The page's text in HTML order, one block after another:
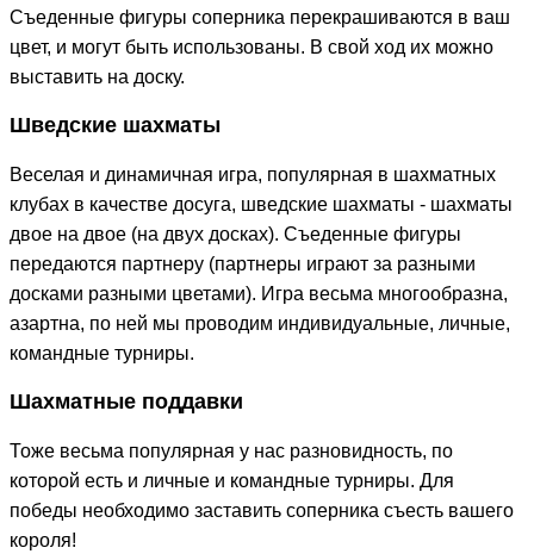
Съеденные фигуры соперника перекрашиваются в ваш
цвет, и могут быть использованы. В свой ход их можно
выставить на доску.
Шведские шахматы
Веселая и динамичная игра, популярная в шахматных
клубах в качестве досуга, шведские шахматы - шахматы
двое на двое (на двух досках). Съеденные фигуры
передаются партнеру (партнеры играют за разными
досками разными цветами). Игра весьма многообразна,
азартна, по ней мы проводим индивидуальные, личные,
командные турниры.
Шахматные поддавки
Тоже весьма популярная у нас разновидность, по
которой есть и личные и командные турниры. Для
победы необходимо заставить соперника съесть вашего
короля!